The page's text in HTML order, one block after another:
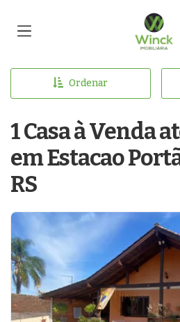
Ordenar
1 Casa à Venda
em Estacao
RS